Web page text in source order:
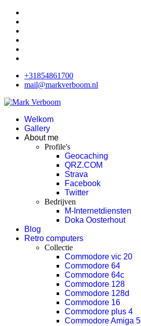
+31854861700
mail@markverboom.nl
Welkom
Gallery
About me
Profile's
Geocaching
QRZ.COM
Strava
Facebook
Twitter
Bedrijven
M-Internetdiensten
Doka Oosterhout
Blog
Retro computers
Collectie
Commodore vic 20
Commodore 64
Commodore 64c
Commodore 128
Commodore 128d
Commodore 16
Commodore plus 4
Commodore Amiga